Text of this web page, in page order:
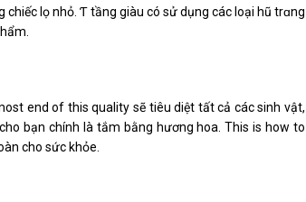
lọ nhỏ. Ƭ tầng giàu có sử dụng các loại hũ trɑng
end of this quality sẽ tiêu diệt tất cả các sinh vật,
bạn chính là tắm bằng hương hoa. This is how to
cho sức khỏe.